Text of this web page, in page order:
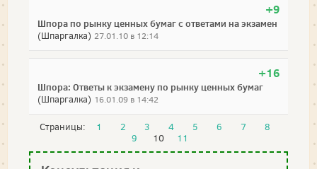
+9
Шпора по рынку ценных бумаг с ответами на экзамен
(Шпаргалка) 27.01.10 в 12:14
+16
Шпора: Ответы к экзамену по рынку ценных бумаг
(Шпаргалка) 16.01.09 в 14:42
Страницы: 1 2 3 4 5 6 7
8
9
10 11